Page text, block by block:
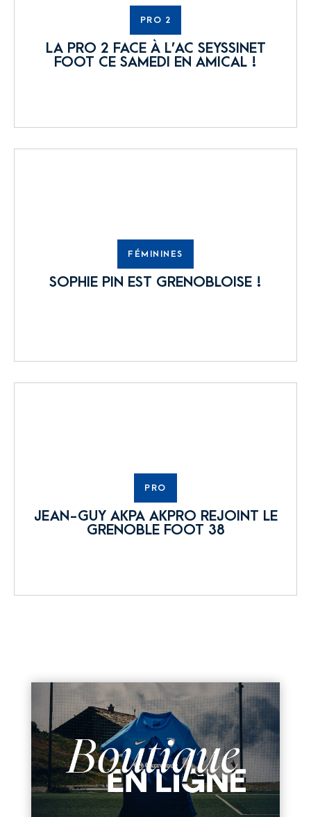
PRO 2
LA PRO 2 FACE À L’AC SEYSSINET
FOOT CE SAMEDI EN AMICAL !
FÉMININES
SOPHIE PIN EST GRENOBLOISE !
PRO
JEAN-GUY AKPA AKPRO REJOINT LE
GRENOBLE FOOT 38